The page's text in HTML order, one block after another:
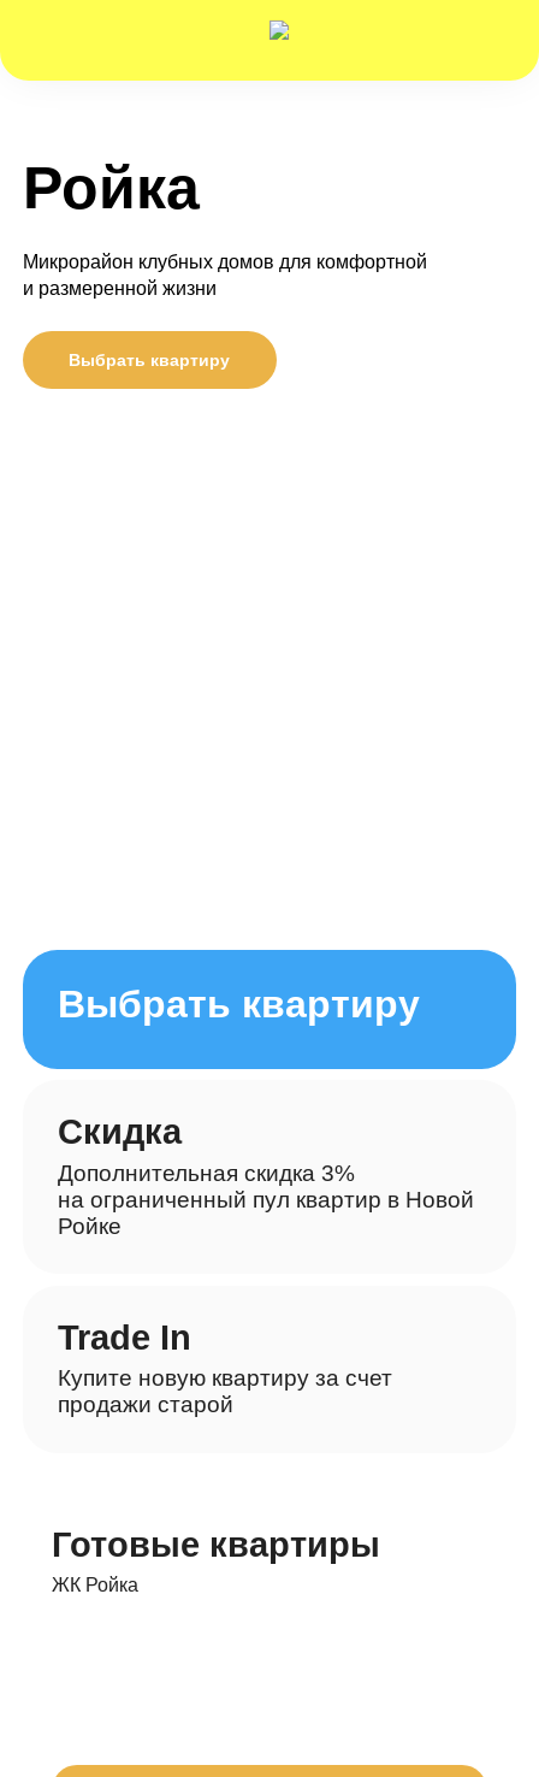
Ройка
Микрорайон клубных домов для комфортной
и размеренной жизни
Выбрать квартиру
Выбрать квартиру
Скидка
Дополнительная скидка 3%
на ограниченный пул квартир в Новой
Ройке
Trade In
Купите новую квартиру за счет
продажи старой
Готовые квартиры
ЖК Ройка